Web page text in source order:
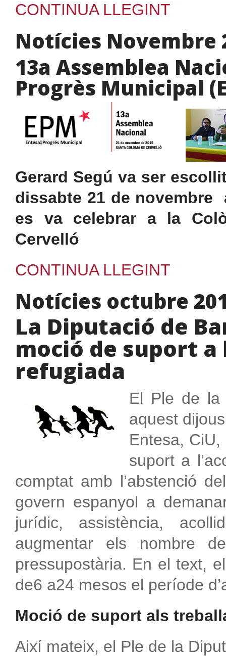
CONTINUA LLEGINT
Notícies Novembre
13a Assemblea
Progrès Municipal
Gerard Segú va ser
dissabte 21 de novembre
es va celebrar a la
Cervelló
CONTINUA LLEGINT
Notícies octubre
La Diputació de
moció de suport a
refugiada
El Ple de la
aquest
Entesa, CiU,
suport a
comptat amb l’abstenció
govern espanyol a
jurídic, assistència,
augmentar els nombre
pressupostària. En el text,
de6 a24 mesos el període
Moció de suport als
Així mateix, el Ple de la